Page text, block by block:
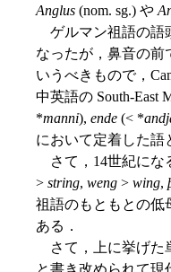
Anglus (nom. sg.) や
ゲルマン祖語の語
なったが，鼻音の前
いうべきもので，
中英語の South-East
*manni), ende (< *
において定着した語
さて，14世紀にな
> string, weng > wing,
祖語のもともとの低
ある．
さて，上に挙げた